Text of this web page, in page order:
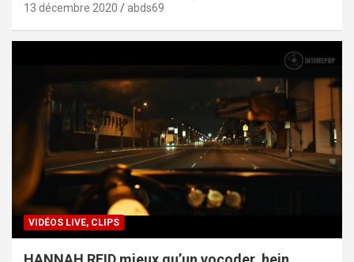
13 décembre 2020 abds69
VIDÉOS LIVE, CLIPS